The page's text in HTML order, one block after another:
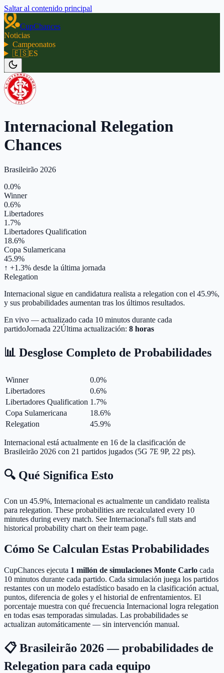
Saltar al contenido principal
CupChances
Noticias
Campeonatos
🇪🇸ES
Internacional Relegation
Chances
Brasileirão 2026
0.0%
Winner
0.6%
Libertadores
1.7%
Libertadores Qualification
18.6%
Copa Sulamericana
45.9%
↑ +1.3% desde la última jornada
Relegation
Internacional sigue en candidatura realista a relegation con el 45.9%,
y sus probabilidades aumentan tras los últimos resultados.
En vivo — actualizado cada 10 minutos durante cada
partidoJornada 22Última actualización: 8 horas
📊 Desglose Completo de Probabilidades
Winner 0.0%
Libertadores
0.6%
Libertadores Qualification 1.7%
Copa Sulamericana
18.6%
Relegation
45.9%
Internacional está actualmente en 16 de la clasificación de
Brasileirão 2026 con 21 partidos jugados (5G 7E 9P, 22 pts).
🔍 Qué Significa Esto
Con un 45.9%, Internacional es actualmente un candidato realista
para relegation. These probabilities are recalculated every 10
minutes during every match. See Internacional's full stats and
historical probability chart on their team page.
Cómo Se Calculan Estas Probabilidades
CupChances ejecuta 1 millón de simulaciones Monte Carlo cada
10 minutos durante cada partido. Cada simulación juega los partidos
restantes con un modelo estadístico basado en la clasificación actual,
puntos, diferencia de goles y el historial de enfrentamientos. El
porcentaje muestra con qué frecuencia Internacional logra relegation
en todas esas temporadas simuladas. Las probabilidades se
actualizan automáticamente — sin intervención manual.
📋 Brasileirão 2026 — probabilidades de
Relegation para cada equipo